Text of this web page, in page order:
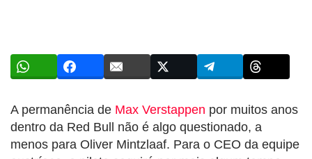
A permanência de Max Verstappen por muitos anos
dentro da Red Bull não é algo questionado, a
menos para Oliver Mintzlaaf. Para o CEO da equipe